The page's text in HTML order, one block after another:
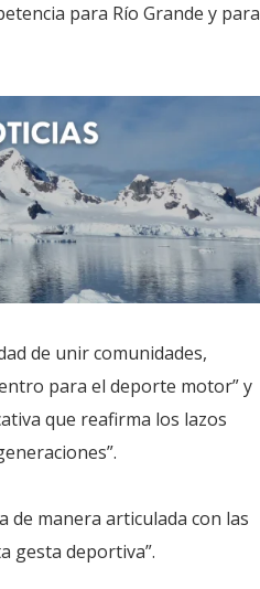
para Río Grande y para
de unir comunidades,
para el deporte motor” y
que reafirma los lazos
de manera articulada con las
gesta deportiva”.